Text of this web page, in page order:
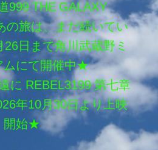
999 THE GALAXY
の旅は、まだ続いてい
26日まで角川武蔵野ミ
ムにて開催中★
に REBEL3199 第七章
年10月30日より上映
開始★